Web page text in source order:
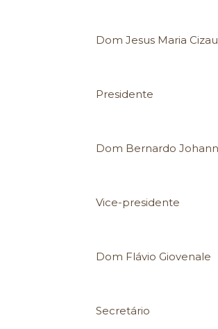
Dom Jesus Maria
Presidente
Dom Bernardo
Vice-presidente
Dom Flávio Giovenale
Secretário